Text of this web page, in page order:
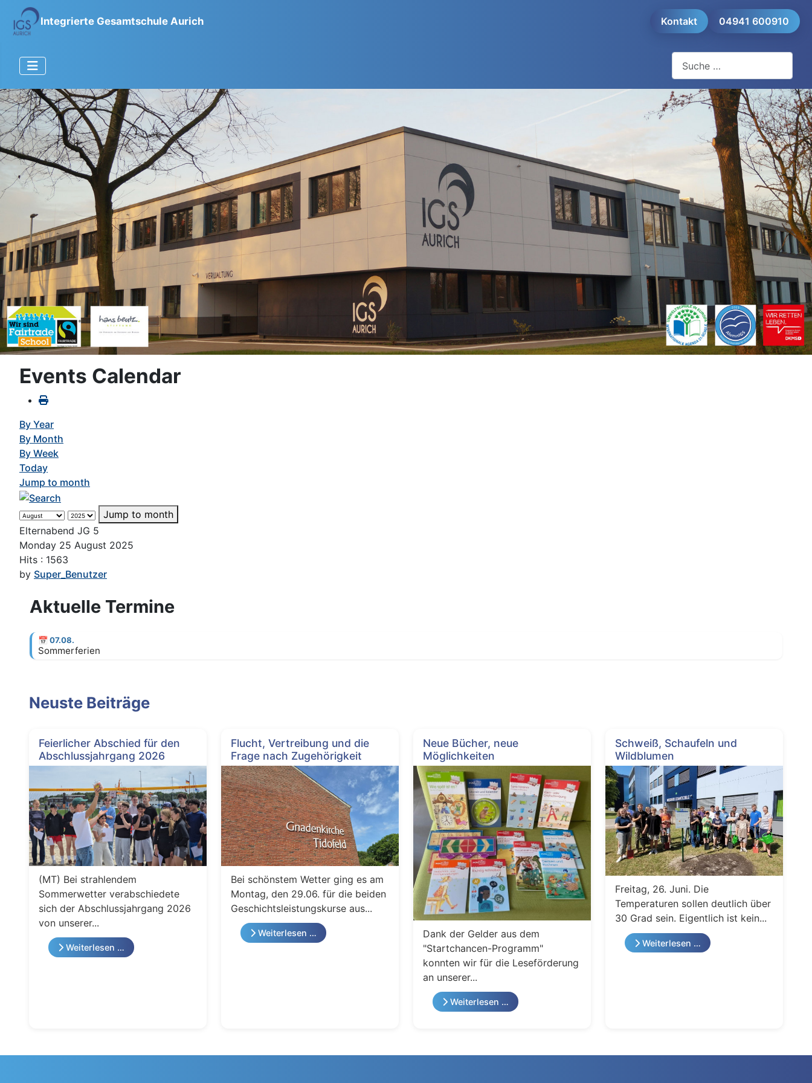
Integrierte Gesamtschule Aurich Kontakt 04941 600910
Events Calendar
By Year
By Month
By Week
Today
Jump to month
Jump to month
Elternabend JG 5
Monday 25 August 2025
Hits : 1563
by Super_Benutzer
Aktuelle Termine
📅 07.08.
Sommerferien
Neuste Beiträge
Feierlicher Abschied für den
Abschlussjahrgang 2026
(MT) Bei strahlendem
Sommerwetter verabschiedete
sich der Abschlussjahrgang 2026
von unserer...
Weiterlesen …
Flucht, Vertreibung und die
Frage nach Zugehörigkeit
Bei schönstem Wetter ging es am
Montag, den 29.06. für die beiden
Geschichtsleistungskurse aus...
Weiterlesen …
Neue Bücher, neue
Möglichkeiten
Dank der Gelder aus dem
"Startchancen-Programm"
konnten wir für die Leseförderung
an unserer...
Weiterlesen …
Schweiß, Schaufeln und
Wildblumen
Freitag, 26. Juni. Die
Temperaturen sollen deutlich über
30 Grad sein. Eigentlich ist kein...
Weiterlesen …